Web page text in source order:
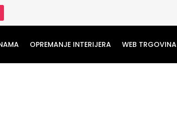
OPREMANJE INTERIJERA WEB TRGOVINA